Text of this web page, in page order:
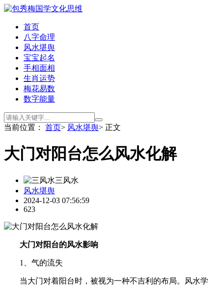
首页
八字命理
风水堪舆
宝宝起名
手相面相
生肖运势
梅花易数
数字能量
当前位置： 首页> 风水堪舆> 正文
大门对阳台怎么风水化解
三风水
风水堪舆
2024-12-03 07:56:59
623
大门对阳台的风水影响
1、气的流失
当大门对着阳台时，被视为一种不吉利的布局。风水学